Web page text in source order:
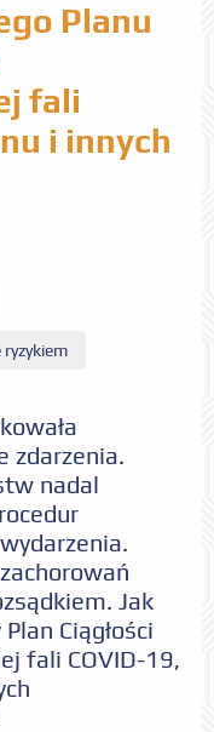
Planu
fali
i innych
ryzykiem
zdarzenia.
nadal
Jak
Ciągłości
fali COVID-19,